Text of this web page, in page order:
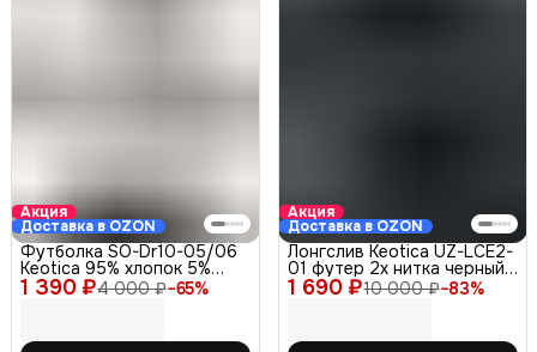
Акция
Доставка в OZON
1 390 ₽4 000 ₽−65%
Футболка SO-Dr10-05/06
Keotica 95% хлопок 5%
лайкра белая 50
Акция
Доставка в OZON
1 690 ₽10 000 ₽−83%
Лонгслив Keotica UZ-LCE2-
01 футер 2х нитка черный
52-54